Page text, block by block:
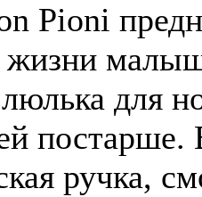
Pioni
люлька для
ручка,